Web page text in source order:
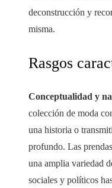
deconstrucción y
misma.
Rasgos
Conceptualidad y
colección de moda
una historia o
profundo. Las
una amplia variedad
sociales y políticos